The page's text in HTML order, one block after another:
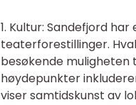
1. Kultur: Sandefjord
teaterforestillinger.
besøkende
høydepunkter
viser samtidskunst av